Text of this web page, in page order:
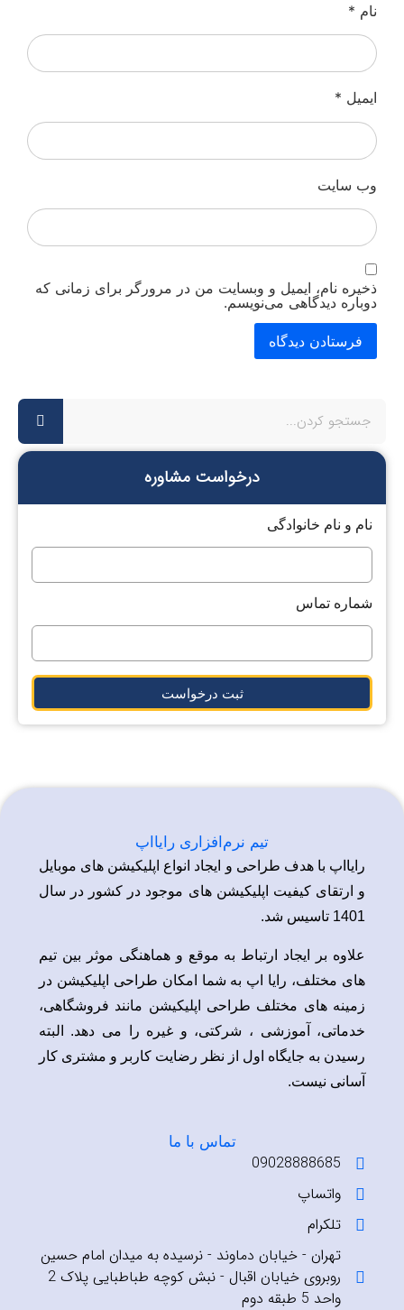
نام *
ایمیل *
وب‌ سایت
ذخیره نام، ایمیل و وبسایت من در مرورگر برای زمانی که
دوباره دیدگاهی می‌نویسم.
درخواست مشاوره
نام و نام خانوادگی
شماره تماس
ثبت درخواست
تیم نرم‌افزاری رایااپ
رایااپ با هدف طراحی و ایجاد انواع اپلیکیشن های موبایل
و ارتقای کیفیت اپلیکیشن های موجود در کشور در سال
1401 تاسیس شد.
علاوه بر ایجاد ارتباط به موقع و هماهنگی موثر بین تیم
های مختلف، رایا اپ به شما امکان طراحی اپلیکیشن در
زمینه های مختلف طراحی اپلیکیشن مانند فروشگاهی،
خدماتی، آموزشی ، شرکتی، و غیره را می دهد. البته
رسیدن به جایگاه اول از نظر رضایت کاربر و مشتری کار
آسانی نیست.
تماس با ما
09028888685
واتساپ
تلکرام
تهران - خیابان دماوند - نرسیده به میدان امام حسین
روبروی خیابان اقبال - نبش کوچه طباطبایی پلاک 2
واحد 5 طبقه دوم